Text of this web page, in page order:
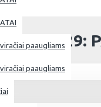
paaugliams
paaugliams
5600 29: